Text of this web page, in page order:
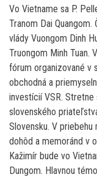
Vo Vietname sa P.
Tranom Dai
vlády Vuongom Dinh
Truongom Minh Tuan.
fórum organizované v
obchodná a
investícií VSR.
slovenského
Slovensku. V
dohôd a memoránd v
Kažimír bude vo
Dungom. Hlavnou